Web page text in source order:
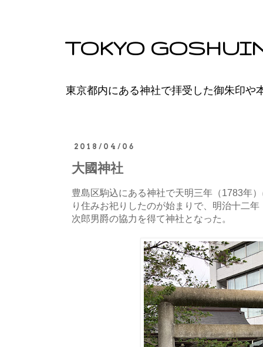
TOKYO
東京都内にある神社で拝受した御朱印や
2018/04/06
大國神社
豊島区駒込にある神社で天明三年（1783年
り住みお祀りしたのが始まりで、明治十二
次郎男爵の協力を得て神社となった。